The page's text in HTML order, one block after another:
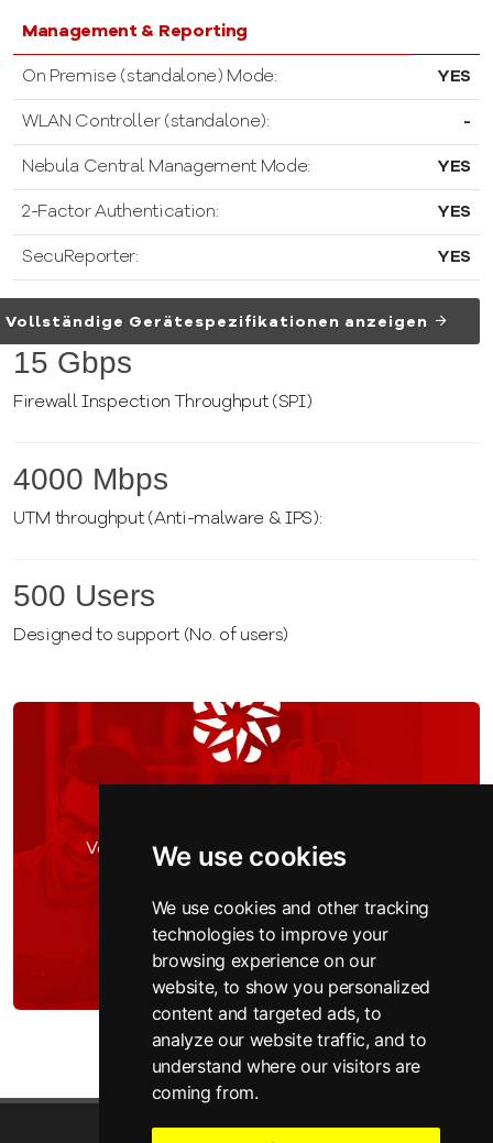
We use cookies
We use cookies and other tracking
technologies to improve your
browsing experience on our
website, to show you personalized
content and targeted ads, to
analyze our website traffic, and to
understand where our visitors are
coming from.
Management & Reporting
On Premise (standalone) Mode: YES
WLAN Controller (standalone): -
Nebula Central Management Mode: YES
2-Factor Authentication: YES
SecuReporter: YES
Vollständige Gerätespezifikationen anzeigen
15 Gbps
Firewall Inspection Throughput (SPI)
4000 Mbps
UTM throughput (Anti-malware & IPS):
500 Users
Designed to support (No. of users)
Verbinden, schützen und verwalten Sie
Managementplattform
Entdecken Sie, wie Sie von Nebula profitieren